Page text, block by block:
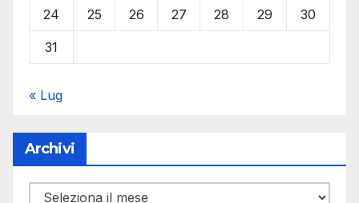
24 25 26 27 28 29 30
31
« Lug
Archivi
Archivi